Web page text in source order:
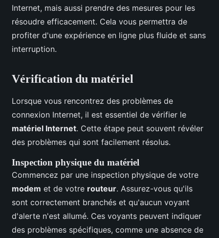
Internet, mais aussi prendre des mesures pour les
résoudre efficacement. Cela vous permettra de
profiter d'une expérience en ligne plus fluide et sans
interruption.
Vérification du matériel
Lorsque vous rencontrez des problèmes de
connexion Internet, il est essentiel de vérifier le
matériel Internet. Cette étape peut souvent révéler
des problèmes qui sont facilement résolus.
Inspection physique du matériel
Commencez par une inspection physique de votre
modem et de votre routeur. Assurez-vous qu'ils
sont correctement branchés et qu'aucun voyant
d'alerte n'est allumé. Ces voyants peuvent indiquer
des problèmes spécifiques, comme une absence de